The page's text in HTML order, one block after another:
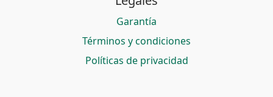
Garantía
Términos y condiciones
Políticas de privacidad